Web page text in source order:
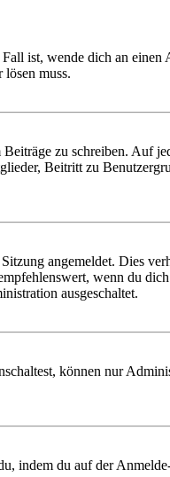
ist, wende dich an einen
muss.
zu schreiben. Auf
Beitritt zu
angemeldet. Dies
wenn du
ausgeschaltet.
können nur
indem du auf der